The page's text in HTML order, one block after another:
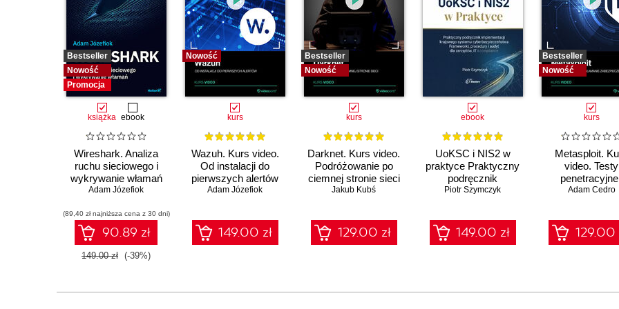
Bestseller
Nowość
Promocja
książka ebook
Wireshark. Analiza
ruchu sieciowego i
wykrywanie włamań
Adam Józefiok
(89,40 zł najniższa cena z 30 dni)
90.89 zł
149.00 zł (-39%)
Nowość
kurs
Wazuh. Kurs video.
Od instalacji do
pierwszych alertów
Adam Józefiok
149.00 zł
Bestseller
Nowość
kurs
Darknet. Kurs video.
Podróżowanie po
ciemnej stronie sieci
Jakub Kubś
129.00 zł
ebook
UoKSC i NIS2 w
praktyce Praktyczny
podręcznik
implementacji
Frameworki,
procedury, audyt dla
Piotr Szymczyk
149.00 zł
Bestseller
Nowość
kurs
Metasploit.
video. Testy
łamanie
Adam Cedro
129.00